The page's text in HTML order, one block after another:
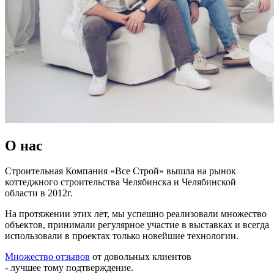
О нас
Строительная Компания «Все Строй» вышла на рынок
коттеджного строительства Челябинска и Челябинской
области в 2012г.
На протяжении этих лет, мы успешно реализовали множество
объектов, принимали регулярное участие в выставках и всегда
использовали в проектах только новейшие технологии.
Множество отзывов от довольных клиентов
- лучшее тому подтверждение.